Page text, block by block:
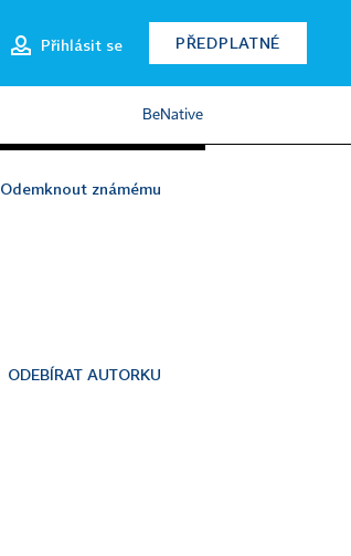
Přihlásit se PŘEDPLATNÉ
BeNative
Odemknout známému
ODEBÍRAT AUTORKU